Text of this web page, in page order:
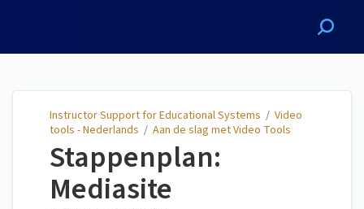
Instructor Support for Educational Systems / Video
tools - Nederlands / Aan de slag met Video Tools
Stappenplan:
Mediasite